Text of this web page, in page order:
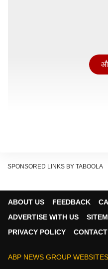
पाकिस्तान की विश्वसनीयता
SPONSORED LINKS BY TABOOLA
ABOUT US FEEDBACK
ADVERTISE WITH US
PRIVACY POLICY
ABP NEWS GROUP WEBSITES